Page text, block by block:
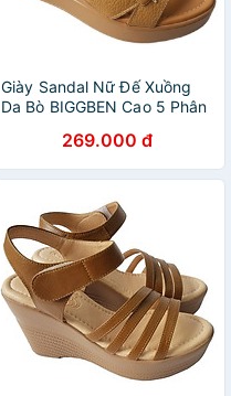
Giày Sandal Nữ Đế Xuồng
Da Bò BIGGBEN Cao 5 Phân
269.000 đ